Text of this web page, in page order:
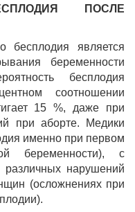
ПОСЛЕ
бесплодия является
беременности
бесплодия
соотношении
15 %, даже при
при аборте. Медики
именно при первом
беременности), с
нарушений
(осложнениях при